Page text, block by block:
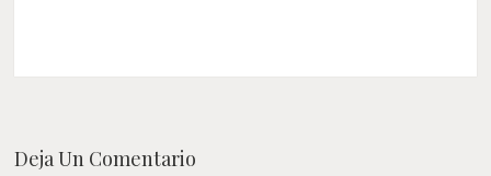
Deja Un Comentario